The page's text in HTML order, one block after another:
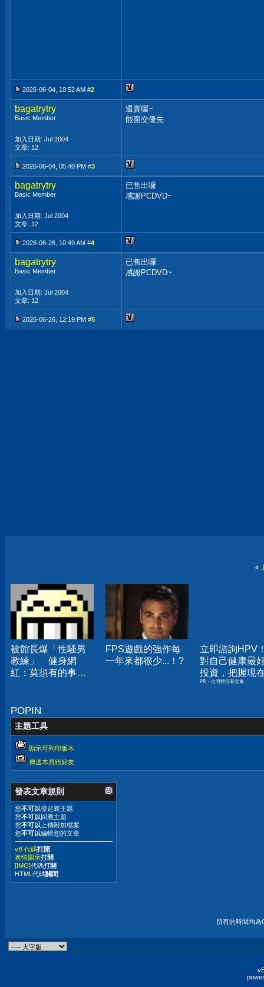
2026-06-04, 10:52 AM #2
bagatrytry
Basic Member
加入日期: Jul 2004
文章: 12
還賣喔~
能面交優先
2026-06-04, 05:40 PM #3
bagatrytry
Basic Member
加入日期: Jul 2004
文章: 12
已售出囉
感謝PCDVD~
2026-06-26, 10:49 AM #4
bagatrytry
Basic Member
加入日期: Jul 2004
文章: 12
已售出囉
感謝PCDVD~
2026-06-26, 12:19 PM #5
«
被館長爆「性騷男
教練」 健身網
紅：莫須有的事已
FPS遊戲的強作每
一年來都很少...！?
立即諮詢HPV
對自己健康最
投資，把握現
嫌晚！
PR・台灣癌症基金會
POPIN
主題工具
顯示可列印版本
傳送本頁給好友
發表文章規則
您不可以發起新主題
您不可以回應主題
您不可以 上傳附加檔案
您不可以編輯您的文章
vB 代碼打開
表情圖示打開
[IMG]代碼打開
HTML代碼關閉
所有的時間均為